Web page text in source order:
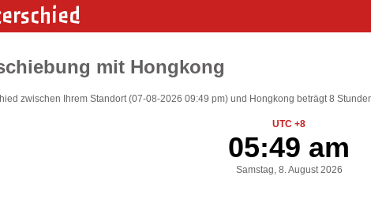
mit Hongkong
zwischen Ihrem Standort (07-08-2026 09:49 pm) und Hongkong beträgt 8
UTC +8
05:49 am
Samstag, 8. August 2026